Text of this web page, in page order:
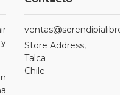
Store Address,
Talca
Chile